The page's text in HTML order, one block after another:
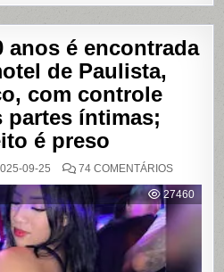
anos é encontrada
de Paulista,
com controle
partes íntimas;
é preso
09-25 74 COMENTÁRIOSEM
DE
20
ANOS
EM
MOTEL
27460